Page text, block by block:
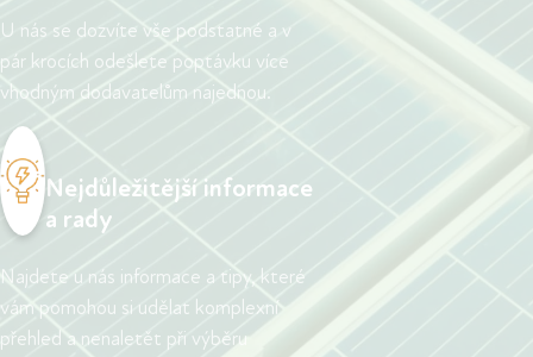
U nás se dozvíte vše podstatné a v
pár krocích odešlete poptávku více
vhodným dodavatelům najednou.
Nejdůležitější informace
a rady
Najdete u nás informace a tipy, které
vám pomohou si udělat komplexní
přehled a nenaletět při výběru